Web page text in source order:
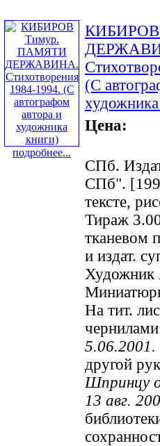
подробнее...
(С
Цена:
СПб.
СПб".
тексте,
Тираж
тканевом
и издат.
Художник
На тит.
другой
Шпринцу
13 авг.